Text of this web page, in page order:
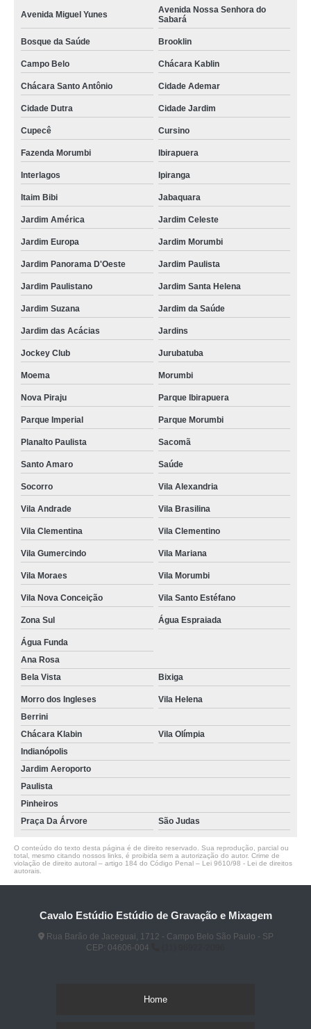
Avenida Miguel Yunes
Avenida Nossa Senhora do
Sabará
Bosque da Saúde Brooklin
Campo Belo Chácara Kablin
Chácara Santo Antônio Cidade Ademar
Cidade Dutra Cidade Jardim
Cupecê Cursino
Fazenda Morumbi Ibirapuera
Interlagos Ipiranga
Itaim Bibi Jabaquara
Jardim América Jardim Celeste
Jardim Europa Jardim Morumbi
Jardim Panorama D'Oeste Jardim Paulista
Jardim Paulistano Jardim Santa Helena
Jardim Suzana Jardim da Saúde
Jardim das Acácias Jardins
Jockey Club Jurubatuba
Moema Morumbi
Nova Piraju Parque Ibirapuera
Parque Imperial Parque Morumbi
Planalto Paulista Sacomã
Santo Amaro Saúde
Socorro Vila Alexandria
Vila Andrade Vila Brasilina
Vila Clementina Vila Clementino
Vila Gumercindo Vila Mariana
Vila Moraes Vila Morumbi
Vila Nova Conceição Vila Santo Estéfano
Zona Sul Água Espraiada
Água Funda
Ana Rosa
Bela Vista
Bixiga
Morro dos Ingleses
Vila Helena
Berrini
Chácara Klabin
Vila Olímpia
Indianópolis
Jardim Aeroporto
Paulista
Pinheiros
Praça Da Árvore
São Judas
O conteúdo do texto desta página é de direito reservado. Sua reprodução, parcial ou
total, mesmo citando nossos links, é proibida sem a autorização do autor. Crime de
violação de direito autoral – artigo 184 do Código Penal – Lei 9610/98 - Lei de direitos
autorais
Cavalo Estúdio Estúdio de Gravação e Mixagem
Rua Barão de Jaceguai, 1712 - Campo Belo São Paulo - SP
CEP: 04606-004
Home